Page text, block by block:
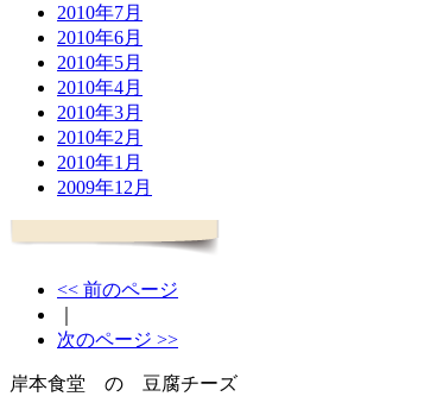
2010年7月
2010年6月
2010年5月
2010年4月
2010年3月
2010年2月
2010年1月
2009年12月
<< 前のページ
次のページ >>
岸本食堂 の 豆腐チーズ